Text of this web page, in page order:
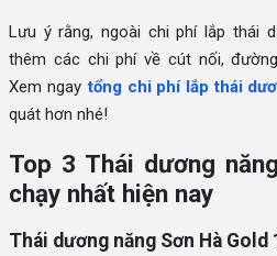
Lưu ý rằng, ngoài chi phí lắp thái
thêm các chi phí về cút nối,
Xem ngay tổng chi phí lắp thái
quát hơn nhé!
Top 3 Thái dương
chạy nhất hiện nay
Thái dương năng Sơn Hà Gold